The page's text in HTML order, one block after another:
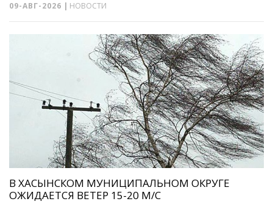
09-АВГ-2026 | НОВОСТИ
В ХАСЫНСКОМ МУНИЦИПАЛЬНОМ ОКРУГЕ
ОЖИДАЕТСЯ ВЕТЕР 15-20 М/С